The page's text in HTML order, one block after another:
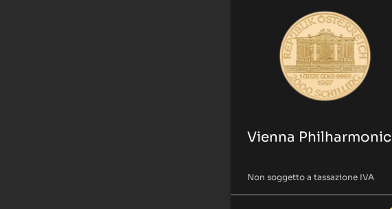
Vienna Philharmonic
Non soggetto a tassazione IVA